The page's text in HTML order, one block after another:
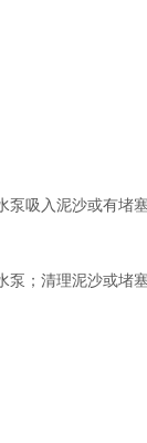
泵吸入泥沙或有堵
泵；清理泥沙或堵